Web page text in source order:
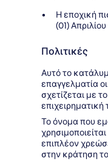
Η εποχική
(01)
Πολιτικές
Αυτό το
επαγγελματία
σχετίζεται με
επιχειρηματική
Το όνομα που
επιπλέον
στην κράτηση